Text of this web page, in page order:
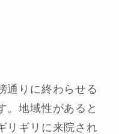
通りに終わらせる
。地域性があると
リギリに来院され